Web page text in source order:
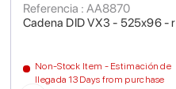
Cadena DID VX3 - 525x96 -
Referencia : AA8870
Non-Stock Item - Estimación de
llegada 13 Days from purchase